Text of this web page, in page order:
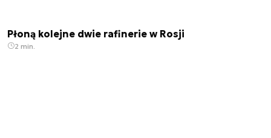
Płoną kolejne dwie rafinerie w Rosji
2 min.